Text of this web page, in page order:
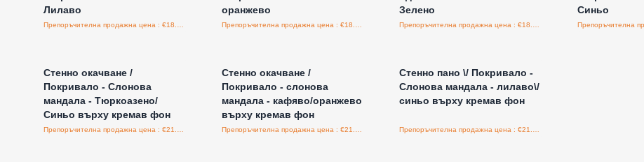
Лилаво
оранжево
Зелено
Синьо
Стенно окачване /
Покривало - Слонова
мандала - Тюркоазено/
Синьо върху кремав фон
Стенно окачване /
Покривало - слонова
мандала - кафяво/оранжево
върху кремав фон
Стенно пано \/ Покривало -
Слонова мандала - лилаво\/
синьо върху кремав фон